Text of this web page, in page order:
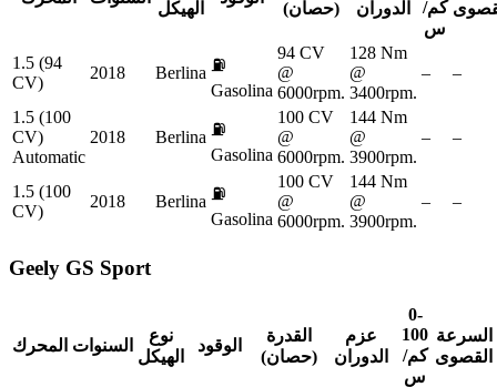
الهيكل
(حصان)
الدوران
كم/
س
1.5 (94
CV)
2018 Berlina ⛽
Gasolina
94 CV
@
6000rpm.
128 Nm
@
3400rpm.
– –
1.5 (100
CV)
Automatic
2018 Berlina ⛽
Gasolina
100 CV
@
6000rpm.
144 Nm
@
3900rpm.
– –
1.5 (100
CV)
2018 Berlina ⛽
Gasolina
100 CV
@
6000rpm.
144 Nm
@
3900rpm.
– –
Geely GS Sport
المحرك السنوات
نوع
الهيكل
الوقود
القدرة
(حصان)
عزم
الدوران
0-
100
كم/
س
السرعة
القصوى